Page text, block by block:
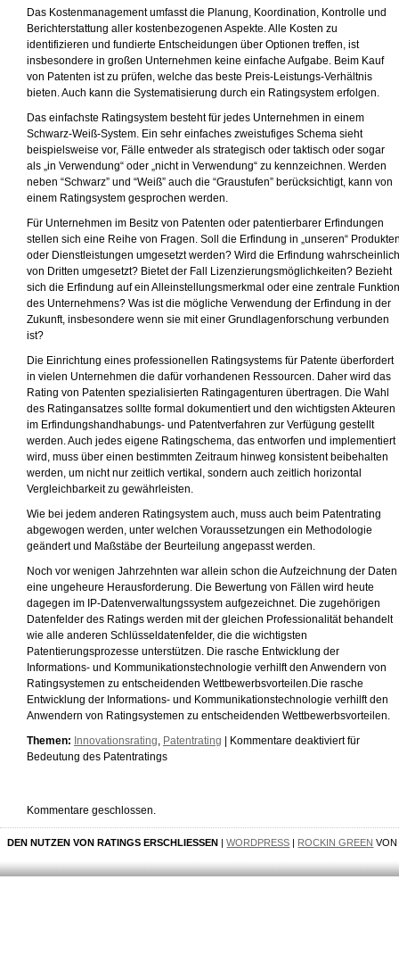
Das Kostenmanagement umfasst die Planung, Koordination, Kontrolle und
Berichterstattung aller kostenbezogenen Aspekte. Alle Kosten zu
identifizieren und fundierte Entscheidungen über Optionen treffen, ist
insbesondere in großen Unternehmen keine einfache Aufgabe. Beim Kauf
von Patenten ist zu prüfen, welche das beste Preis-Leistungs-Verhältnis
bieten. Auch kann die Systematisierung durch ein Ratingsystem erfolgen.
Das einfachste Ratingsystem besteht für jedes Unternehmen in einem
Schwarz-Weiß-System. Ein sehr einfaches zweistufiges Schema sieht
beispielsweise vor, Fälle entweder als strategisch oder taktisch oder sogar
als „in Verwendung“ oder „nicht in Verwendung“ zu kennzeichnen. Werden
neben “Schwarz” und “Weiß” auch die “Graustufen” berücksichtigt, kann von
einem Ratingsystem gesprochen werden.
Für Unternehmen im Besitz von Patenten oder patentierbarer Erfindungen
stellen sich eine Reihe von Fragen. Soll die Erfindung in „unseren“
oder Dienstleistungen umgesetzt werden? Wird die Erfindung wahrscheinlich
von Dritten umgesetzt? Bietet der Fall Lizenzierungsmöglichkeiten? Bezieht
sich die Erfindung auf ein Alleinstellungsmerkmal oder eine zentrale Funktion
des Unternehmens? Was ist die mögliche Verwendung der Erfindung in der
Zukunft, insbesondere wenn sie mit einer Grundlagenforschung verbunden
ist?
Die Einrichtung eines professionellen Ratingsystems für Patente überfordert
in vielen Unternehmen die dafür vorhandenen Ressourcen. Daher wird das
Rating von Patenten spezialisierten Ratingagenturen übertragen. Die Wahl
des Ratingansatzes sollte formal dokumentiert und den wichtigsten Akteuren
im Erfindungshandhabungs- und Patentverfahren zur Verfügung gestellt
werden. Auch jedes eigene Ratingschema, das entworfen und implementiert
wird, muss über einen bestimmten Zeitraum hinweg konsistent beibehalten
werden, um nicht nur zeitlich vertikal, sondern auch zeitlich horizontal
Vergleichbarkeit zu gewährleisten.
Wie bei jedem anderen Ratingsystem auch, muss auch beim Patentrating
abgewogen werden, unter welchen Voraussetzungen ein Methodologie
geändert und Maßstäbe der Beurteilung angepasst werden.
Noch vor wenigen Jahrzehnten war allein schon die Aufzeichnung der Daten
eine ungeheure Herausforderung. Die Bewertung von Fällen wird heute
dagegen im IP-Datenverwaltungssystem aufgezeichnet. Die zugehörigen
Datenfelder des Ratings werden mit der gleichen Professionalität behandelt
wie alle anderen Schlüsseldatenfelder, die die wichtigsten
Patentierungsprozesse unterstützen. Die rasche Entwicklung der
Informations- und Kommunikationstechnologie verhilft den Anwendern von
Ratingsystemen zu entscheidenden Wettbewerbsvorteilen.Die rasche
Entwicklung der Informations- und Kommunikationstechnologie verhilft den
Anwendern von Ratingsystemen zu entscheidenden Wettbewerbsvorteilen.
Themen: Innovationsrating Patentrating Kommentare deaktiviertfür
Bedeutung des Patentratings
Kommentare geschlossen.
DEN NUTZEN VON RATINGS ERSCHLIESSEN |WORDPRESS | ROCKIN GREEN